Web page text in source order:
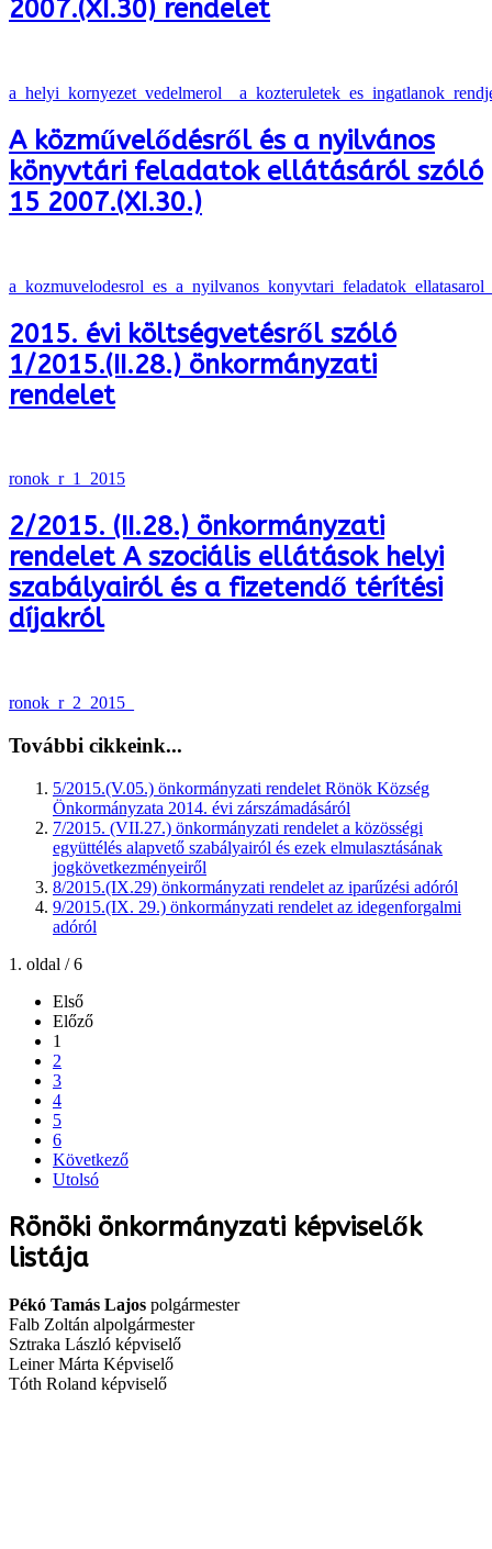
2007.(XI.30) rendelet
A közművelődésről és a nyilvános
könyvtári feladatok ellátásáról szóló
15 2007.(XI.30.)
2015. évi költségvetésről szóló
1/2015.(II.28.) önkormányzati
rendelet
ronok_r_1_2015
2/2015. (II.28.) önkormányzati
rendelet A szociális ellátások helyi
szabályairól és a fizetendő térítési
díjakról
ronok_r_2_2015_
További cikkeink...
5/2015.(V.05.) önkormányzati rendelet Rönök Község
Önkormányzata 2014. évi zárszámadásáról
7/2015. (VII.27.) önkormányzati rendelet a közösségi
együttélés alapvető szabályairól és ezek elmulasztásának
jogkövetkezményeiről
8/2015.(IX.29) önkormányzati rendelet az iparűzési adóról
9/2015.(IX. 29.) önkormányzati rendelet az idegenforgalmi
adóról
1. oldal / 6
Első
Előző
1
2
3
4
5
6
Következő
Utolsó
Rönöki önkormányzati képviselők
listája
Pékó Tamás Lajos polgármester
Falb Zoltán alpolgármester
Sztraka László képviselő
Leiner Márta Képviselő
Tóth Roland képviselő